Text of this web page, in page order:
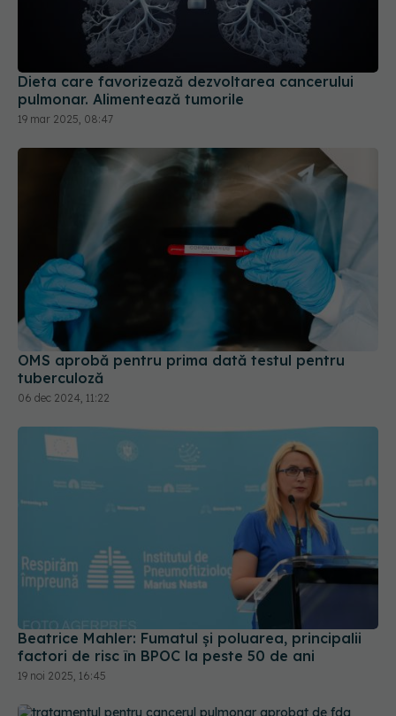
Dieta care favorizează dezvoltarea cancerului
pulmonar. Alimentează tumorile
19 mar 2025, 08:47
OMS aprobă pentru prima dată testul pentru
tuberculoză
06 dec 2024, 11:22
Beatrice Mahler: Fumatul și poluarea, principalii
factori de risc în BPOC la peste 50 de ani
Tratamentul pentru cancerul pulmonar, aprobat
17 mai 2024, 15:58